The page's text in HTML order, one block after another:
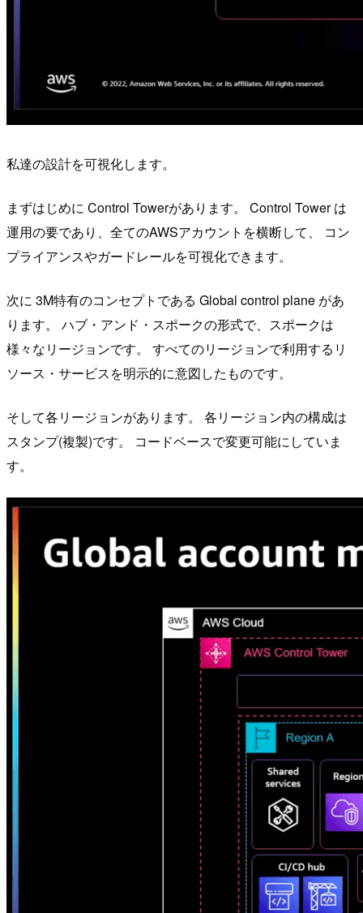
私達の設計を可視化します。
まずはじめに Control Towerがあります。 Control Tower は
運用の要であり、全てのAWSアカウントを横断して、 コン
プライアンスやガードレールを可視化できます。
次に 3M特有のコンセプトである Global control plane があ
ります。 ハブ・アンド・スポークの形式で、スポークは
様々なリージョンです。 すべてのリージョンで利用するリ
ソース・サービスを明示的に意図したものです。
そして各リージョンがあります。 各リージョン内の構成は
スタンプ(複製)です。 コードベースで変更可能にしていま
す。